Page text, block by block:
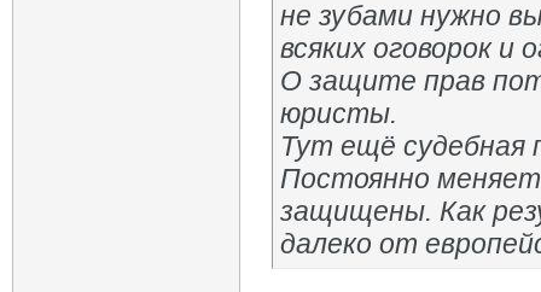
не зубами нужно
всяких оговорок и
О защите прав
юристы.
Тут ещё судебная
Постоянно
защищены. Как
далеко от